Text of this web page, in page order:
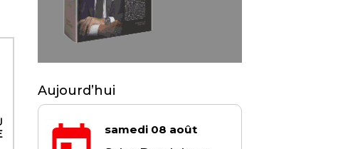
Aujourd’hui
samedi 08 août